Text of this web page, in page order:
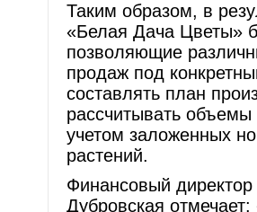
Таким образом, в
«Белая Дача Цветы»
позволяющие
продаж под
составлять план
рассчитывать объемы
учетом заложенных
растений.
Финансовый
Дубровская отмечает: